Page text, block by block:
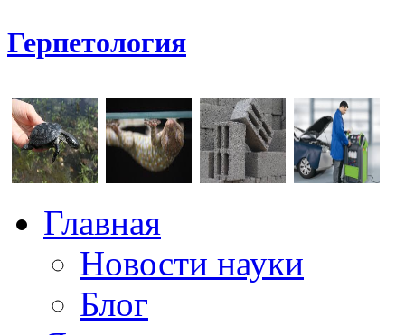
Герпетология
Главная
Новости науки
Блог